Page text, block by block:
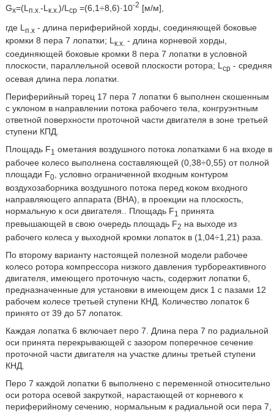
Gх=(L п.х.-L к.х.)/L ср =(6,1÷8,6)·10-2 [м/м],
где L п.х- длина периферийной хорды, соединяющей боковые
кромки 8 пера 7 лопатки; Lк.х. - длина корневой хорды,
соединяющей боковые кромки 8 пера 7 лопатки в условной
плоскости, параллельной осевой плоскости ротора; Lср - средняя
осевая длина пера лопатки.
Периферийный торец 17 пера 7 лопатки 6 выполнен скошенным
с уклоном в направлении потока рабочего тела, конгруэнтным
ответной поверхности проточной части двигателя в зоне третьей
ступени КПД.
Площадь F1 ометания воздушного потока лопатками 6 на входе в
рабочее колесо выполнена составляющей (0,38÷0,55) от полной
площади F0, условно ограниченной входным контуром
воздухозаборника воздушного потока перед коком входного
направляющего аппарата (ВНА), в проекции на плоскость,
нормальную к оси двигателя.. Площадь F1
принята
превышающей в свою очередь площадь F2 на выходе из
рабочего колеса у выходной кромки лопаток в (1,04÷1,21) раза.
По второму варианту настоящей полезной модели рабочее
колесо ротора компрессора низкого давления турбореактивного
двигателя, имеющего проточную часть, содержит лопатки 6,
предназначенные для установки в имеющем диск 1 с пазами 12
рабочем колесе третьей ступени КНД. Количество лопаток 6
принято от 39 до 57 лопаток.
Каждая лопатка 6 включает перо 7. Длина пера 7 по радиальной
оси принята перекрывающей с зазором поперечное сечение
проточной части двигателя на участке длины третьей ступени
КНД.
Перо 7 каждой лопатки 6 выполнено с переменной относительно
оси ротора осевой закруткой, нарастающей от корневого к
периферийному сечению, нормальным к радиальной оси пера 7,